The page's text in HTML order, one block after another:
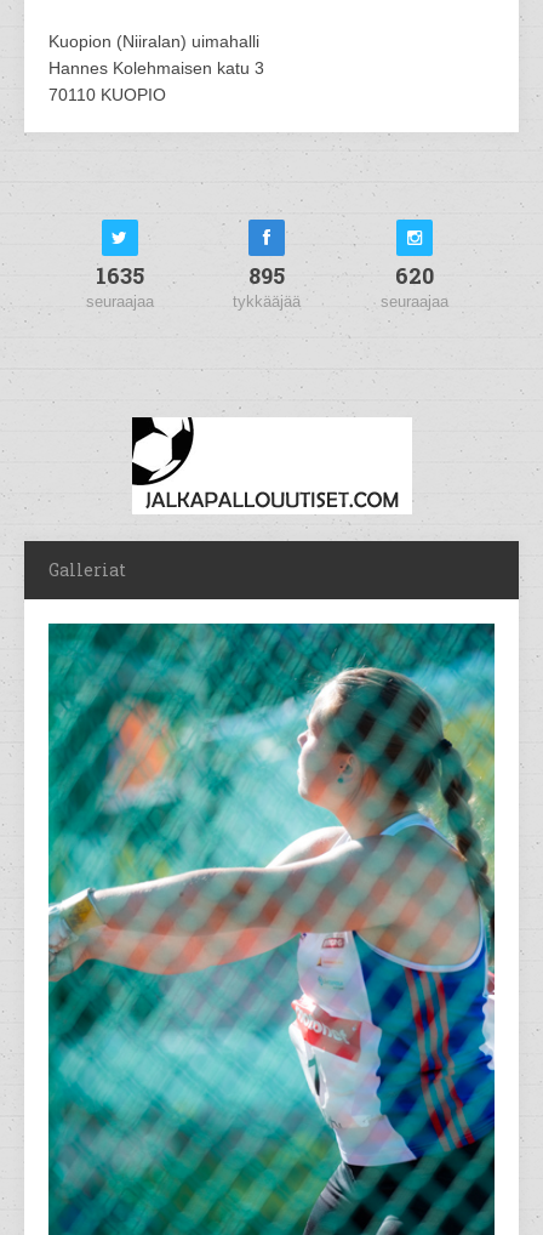
Kuopion (Niiralan) uimahalli
Hannes Kolehmaisen katu 3
70110 KUOPIO
1635
seuraajaa
895
tykkääjää
620
seuraajaa
Galleriat